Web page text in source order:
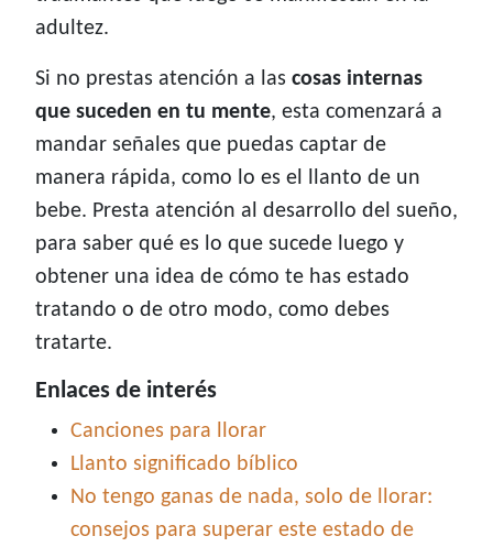
adultez.
Si no prestas atención a las cosas internas
que suceden en tu mente, esta comenzará a
mandar señales que puedas captar de
manera rápida, como lo es el llanto de un
bebe. Presta atención al desarrollo del sueño,
para saber qué es lo que sucede luego y
obtener una idea de cómo te has estado
tratando o de otro modo, como debes
tratarte.
Enlaces de interés
Canciones para llorar
Llanto significado bíblico
No tengo ganas de nada, solo de llorar:
consejos para superar este estado de